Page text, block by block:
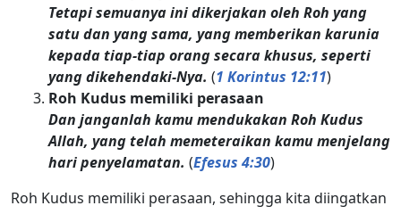
Tetapi semuanya ini dikerjakan oleh Roh yang
satu dan yang sama, yang memberikan karunia
kepada tiap-tiap orang secara khusus, seperti
yang dikehendaki-Nya. (1 Korintus 12:11)
Roh Kudus memiliki perasaan
Dan janganlah kamu mendukakan Roh Kudus
Allah, yang telah memeteraikan kamu menjelang
hari penyelamatan. (Efesus 4:30)
Roh Kudus memiliki perasaan, sehingga kita diingatkan